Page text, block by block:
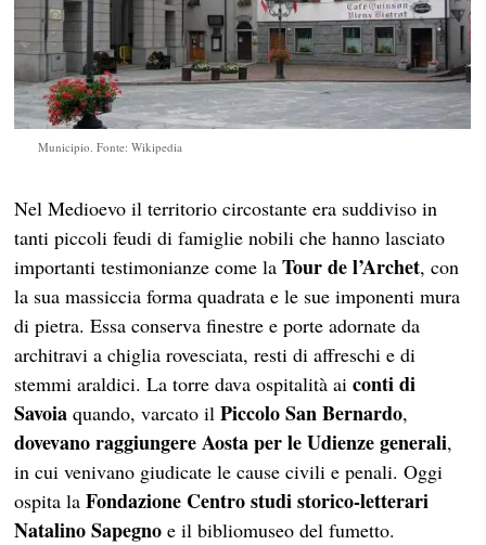
Municipio. Fonte: Wikipedia
Nel Medioevo il territorio circostante era suddiviso in
tanti piccoli feudi di famiglie nobili che hanno lasciato
importanti testimonianze come laTour de l’Archet, con
la sua massiccia forma quadrata e le sue imponenti mura
di pietra. Essa conserva finestre e porte adornate da
architravi a chiglia rovesciata, resti di affreschi e di
stemmi araldici. La torre dava ospitalità aiconti di
Savoia quando, varcato ilPiccolo San Bernardo,
dovevano raggiungere Aosta per le Udienze generali,
in cui venivano giudicate le cause civili e penali. Oggi
ospita laFondazione Centro studi storico-letterari
Natalino Sapegno e il bibliomuseo del fumetto.